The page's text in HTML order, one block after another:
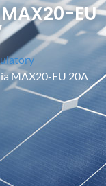
EU
MAX20-EU 20A